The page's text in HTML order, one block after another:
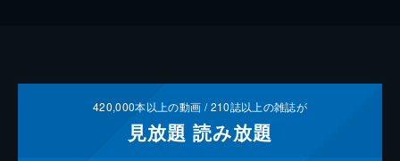
420,000本以上の動画 /210誌以上の雑誌が
見放題 読み放題